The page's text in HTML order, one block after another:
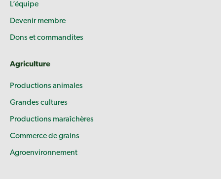
L’équipe
Devenir membre
Dons et commandites
Agriculture
Productions animales
Grandes cultures
Productions maraîchères
Commerce de grains
Agroenvironnement